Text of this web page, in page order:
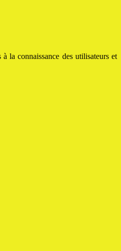
la connaissance des utilisateurs et